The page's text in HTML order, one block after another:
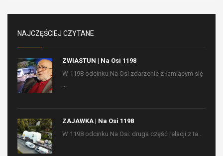
NAJCZĘŚCIEJ CZYTANE
ZWIASTUN | Na Osi 1198
W 1198 odcinku Na Osi zdarzenie z łamiącym się
...
ZAJAWKA | Na Osi 1198
W 1198 odcinku Na Osi: druga część relacji z ta...